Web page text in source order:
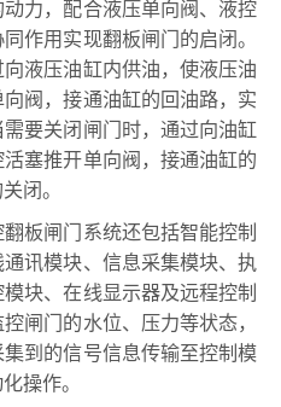
力，配合液压单向阀、液控
作用实现翻板闸门的启闭。
液压油缸内供油，使液压油
阀，接通油缸的回油路，实
要关闭闸门时，通过向油缸
塞推开单向阀，接通油缸的
闭。
板闸门系统还包括智能控制
讯模块、信息采集模块、执
块、在线显示器及远程控制
闸门的水位、压力等状态，
到的信号信息传输至控制模
操作。